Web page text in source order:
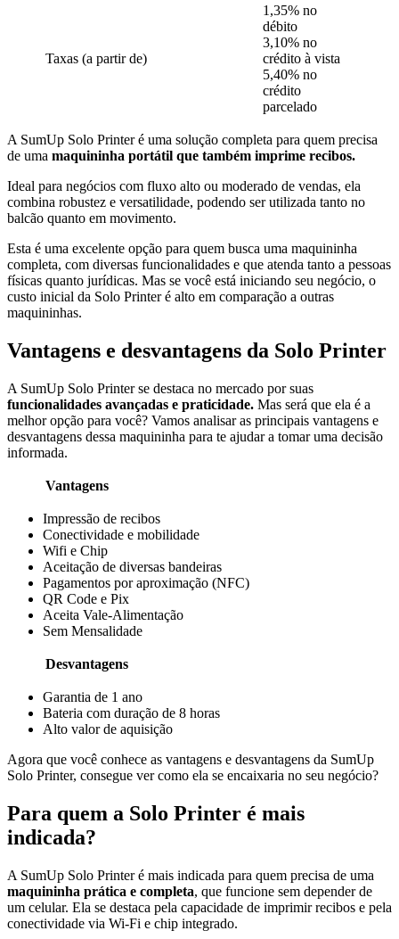
Taxas (a partir de)
1,35% no
débito
3,10% no
crédito à vista
5,40% no
crédito
parcelado
A SumUp Solo Printer é uma solução completa para quem precisa
de uma maquininha portátil que também imprime recibos.
Ideal para negócios com fluxo alto ou moderado de vendas, ela
combina robustez e versatilidade, podendo ser utilizada tanto no
balcão quanto em movimento.
Esta é uma excelente opção para quem busca uma maquininha
completa, com diversas funcionalidades e que atenda tanto a pessoas
físicas quanto jurídicas. Mas se você está iniciando seu negócio, o
custo inicial da Solo Printer é alto em comparação a outras
maquininhas.
Vantagens e desvantagens da Solo Printer
A SumUp Solo Printer se destaca no mercado por suas
funcionalidades avançadas e praticidade. Mas será que ela é a
melhor opção para você? Vamos analisar as principais vantagens e
desvantagens dessa maquininha para te ajudar a tomar uma decisão
informada.
Vantagens
Impressão de recibos
Conectividade e mobilidade
Wifi e Chip
Aceitação de diversas bandeiras
Pagamentos por aproximação (NFC)
QR Code e Pix
Aceita Vale-Alimentação
Sem Mensalidade
Desvantagens
Garantia de 1 ano
Bateria com duração de 8 horas
Alto valor de aquisição
Agora que você conhece as vantagens e desvantagens da SumUp
Solo Printer, consegue ver como ela se encaixaria no seu negócio?
Para quem a Solo Printer é mais
indicada?
A SumUp Solo Printer é mais indicada para quem precisa de uma
maquininha prática e completa, que funcione sem depender de
um celular. Ela se destaca pela capacidade de imprimir recibos e pela
conectividade via Wi-Fi e chip integrado.